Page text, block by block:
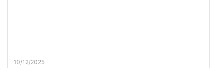
10/12/2025